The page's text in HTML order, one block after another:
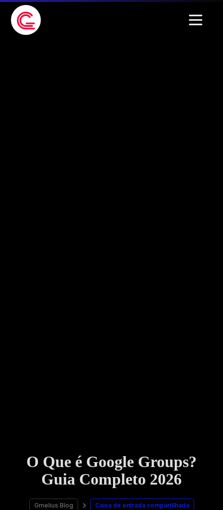
O Que é Google Groups?
Guia Completo 2026
Gmelius Blog Caixa de entrada compartilhada